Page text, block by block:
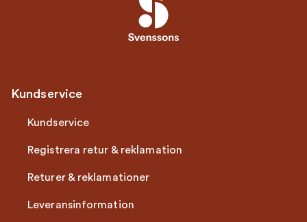
Kundservice
Kundservice
Registrera retur & reklamation
Returer & reklamationer
Leveransinformation